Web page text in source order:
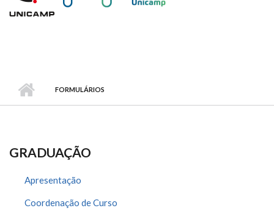
FORMULÁRIOS
GRADUAÇÃO
Apresentação
Coordenação de Curso